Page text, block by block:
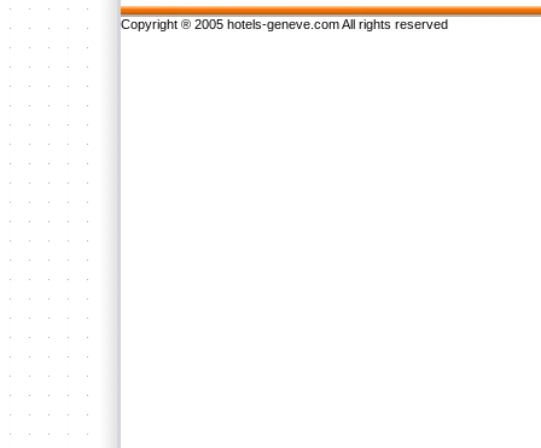
Copyright ® 2005 hotels-geneve.com All rights reserved